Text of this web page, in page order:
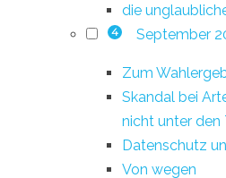
die
4 September
Zum
Skandal bei
nicht unter den
Datenschutz
Von wegen